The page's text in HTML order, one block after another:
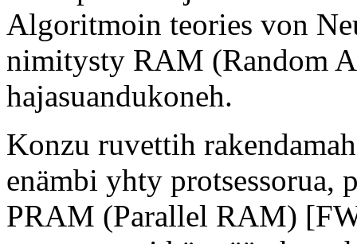
Algoritmoin teories von
nimitysty RAM (Random
hajasuandukoneh.
Konzu ruvettih
enämbi yhty
PRAM (Parallel RAM)